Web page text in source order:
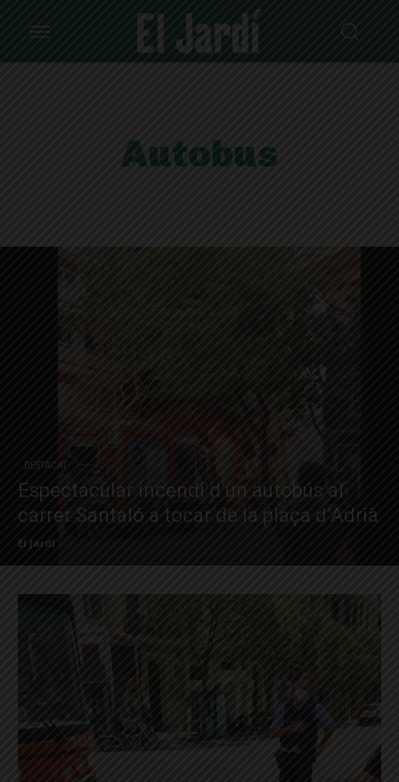
Autobus
DESTACAT
Espectacular incendi d’un autobús al
carrer Santaló a tocar de la plaça d’Adrià
El Jardí